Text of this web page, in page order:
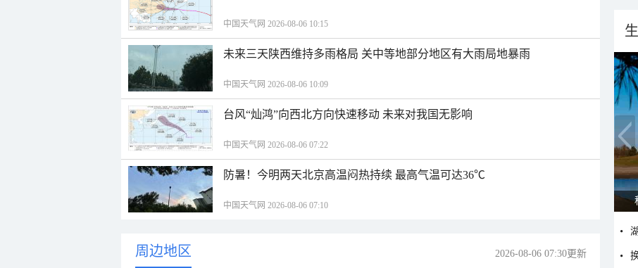
中国天气网 2026-08-06 10:15
未来三天陕西维持多雨格局 关中等地部分地区有大雨局地暴雨
中国天气网 2026-08-06 10:09
台风“灿鸿”向西北方向快速移动 未来对我国无影响
中国天气网 2026-08-06 07:22
防暑！今明两天北京高温闷热持续 最高气温可达36℃
中国天气网 2026-08-06 07:10
周边地区 2026-08-06 07:30更新